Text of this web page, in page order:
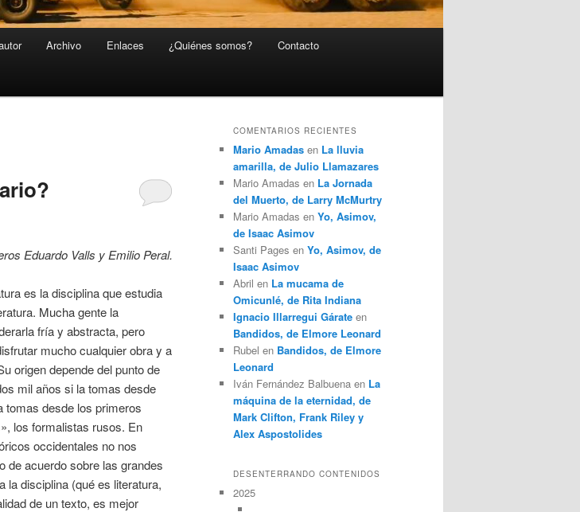
Archivo Enlaces ¿Quiénes somos? Contacto
Eduardo Valls y Emilio Peral.
es la disciplina que estudia
Mucha gente la
fría y abstracta, pero
mucho cualquier obra y a
origen depende del punto de
mil años si la tomas desde
tomas desde los primeros
los formalistas rusos. En
occidentales no nos
de acuerdo sobre las grandes
la disciplina (qué es literatura,
de un texto, es mejor
COMENTARIOS RECIENTES
Mario Amadas en La lluvia
amarilla, de Julio Llamazares
Mario Amadas en La Jornada
del Muerto, de Larry McMurtry
Mario Amadas en Yo, Asimov,
de Isaac Asimov
Santi Pages en Yo, Asimov, de
Isaac Asimov
Abril en La mucama de
Omicunlé, de Rita Indiana
Ignacio Illarregui Gárate en
Bandidos, de Elmore Leonard
Rubel en Bandidos, de Elmore
Leonard
Iván Fernández Balbuena en La
máquina de la eternidad, de
Mark Clifton, Frank Riley y
Alex Aspostolides
DESENTERRANDO CONTENIDOS
2025